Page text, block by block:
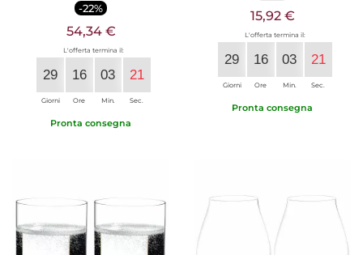
-22%
54,34 €
L'offerta termina il:
29
Giorni
16
Ore
03
Min.
20
Sec.
Pronta consegna
15,92 €
L'offerta termina il:
29
Giorni
16
Ore
03
Min.
20
Sec.
Pronta consegna